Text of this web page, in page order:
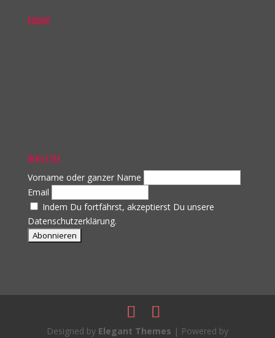
Anfahrt
Newsletter
Vorname oder ganzer Name
Email
Indem Du fortfährst, akzeptierst Du unsere
Datenschutzerklärung.
Designed by Elegant Themes | Powered by